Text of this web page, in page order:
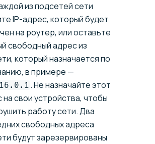
из подсетей сети
IP-адрес, который будет
на роутер, или оставьте
свободный адрес из
который назначается по
в примере —
. Не назначайте этот
на свои устройства, чтобы
работу сети. Два
свободных адреса
будут зарезервированы